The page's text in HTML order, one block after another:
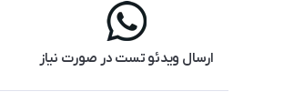
ارسال ویدئو تست در صورت نیاز